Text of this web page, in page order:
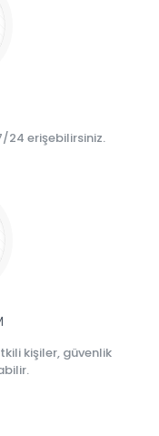
24 erişebilirsiniz.
kişiler, güvenlik